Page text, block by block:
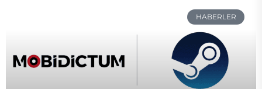
HABERLER